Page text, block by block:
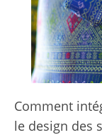
Comment
le design des